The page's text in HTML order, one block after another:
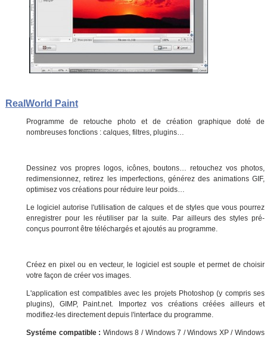
RealWorld Paint
Programme de retouche photo et de création graphique doté de
nombreuses fonctions : calques, filtres, plugins…
Dessinez vos propres logos, icônes, boutons… retouchez vos photos,
redimensionnez, retirez les imperfections, générez des animations GIF,
optimisez vos créations pour réduire leur poids…
Le logiciel autorise l'utilisation de calques et de styles que vous pourrez
enregistrer pour les réutiliser par la suite. Par ailleurs des styles pré-
conçus pourront être téléchargés et ajoutés au programme.
Créez en pixel ou en vecteur, le logiciel est souple et permet de choisir
votre façon de créer vos images.
L'application est compatibles avec les projets Photoshop (y compris ses
plugins), GIMP, Paint.net. Importez vos créations créées ailleurs et
modifiez-les directement depuis l'interface du programme.
Systéme compatible : Windows 8 / Windows 7 / Windows XP / Windows